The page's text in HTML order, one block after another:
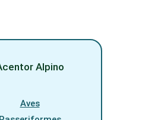
Alpino
Aves